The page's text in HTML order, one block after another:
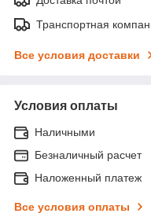
Транспортная
Все условия доставки
Условия оплаты
Наличными
Безналичный расчет
Наложенный платеж
Все условия оплаты